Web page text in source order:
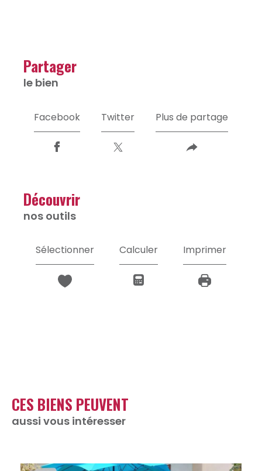
partager
le bien
Facebook Twitter Plus de partage
découvrir
nos outils
Sélectionner Calculer Imprimer
CES BIENS PEUVENT
aussi vous intéresser